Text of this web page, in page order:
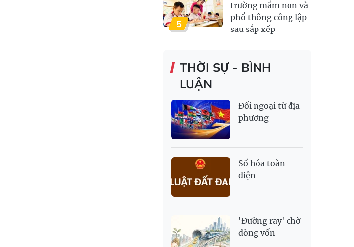
5
trường mầm non và
phổ thông công lập
sau sắp xếp
THỜI SỰ - BÌNH
LUẬN
Đối ngoại từ địa
phương
Số hóa toàn
diện
'Đường ray' chờ
dòng vốn